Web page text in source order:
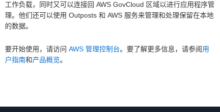
工作负载，同时又可以连接回 AWS GovCloud 区域以进行应用程序管
理。他们还可以使用 Outposts 和 AWS 服务来管理和处理保留在本地
的数据。
要开始使用，请访问 AWS 管理控制台。要了解更多信息，请参阅用
户指南和产品概览。